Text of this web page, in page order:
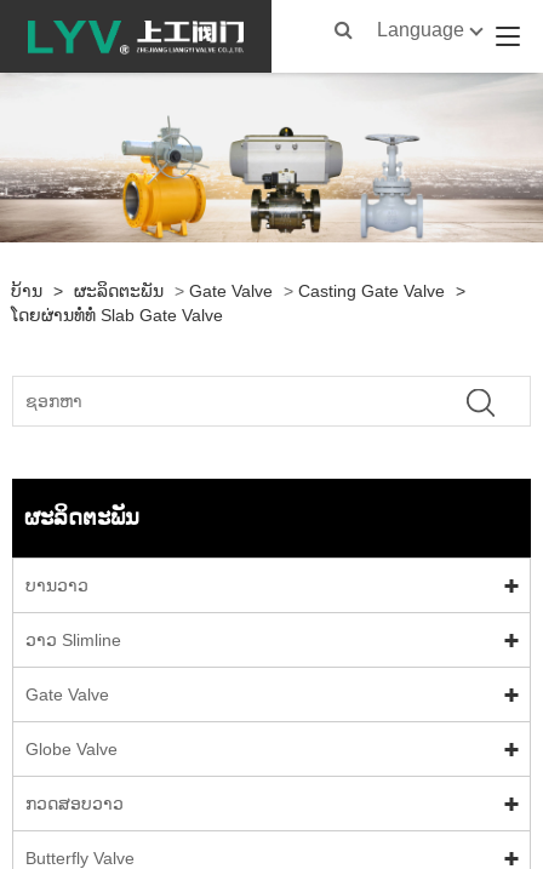
Language
ບ້ານ > ຜະລິດຕະພັນ > Gate Valve > Casting Gate Valve >
ໂດຍຜ່ານທໍ່ທໍ່ Slab Gate Valve
ຜະລິດຕະພັນ
ບານວາວ
ວາວ Slimline
Gate Valve
Globe Valve
ກວດສອບວາວ
Butterfly Valve